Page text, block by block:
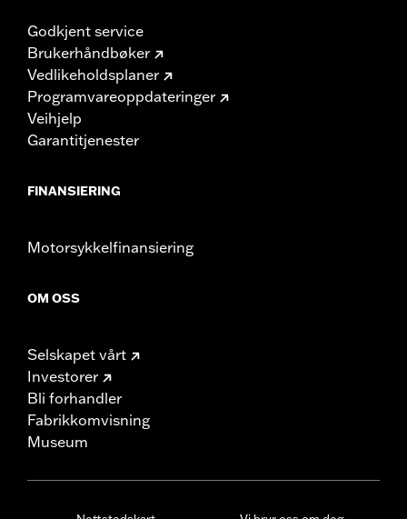
Godkjent service
Brukerhåndbøker
Vedlikeholdsplaner
Programvareoppdateringer
Veihjelp
Garantitjenester
FINANSIERING
Motorsykkelfinansiering
OM OSS
Selskapet vårt
Investorer
Bli forhandler
Fabrikkomvisning
Museum